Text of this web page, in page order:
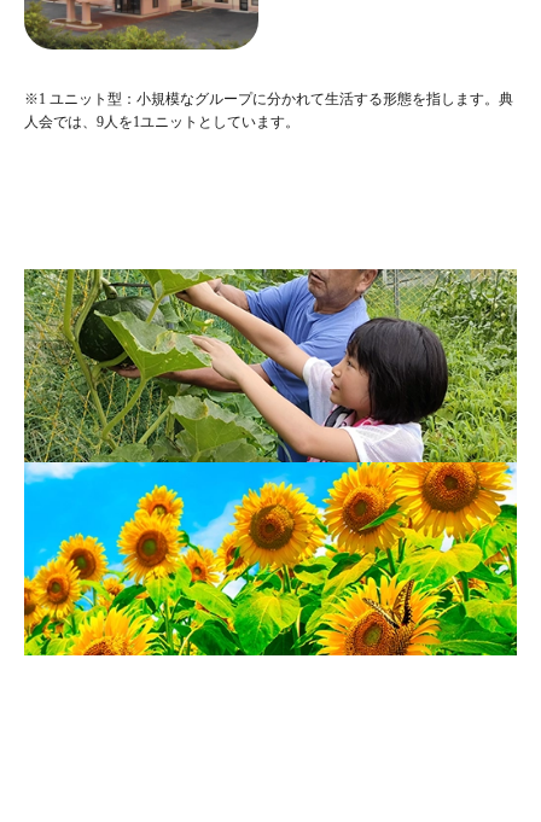
トステイ）
※1 ユニット型：小規模なグループに分かれて生活する形態を指します。典
人会では、9人を1ユニットとしています。
地域と共に築く
活動紹介